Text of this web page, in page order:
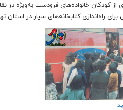
از کودکان خانواده‌های فرودست به‌ویژه
برای راه‌اندازی کتابخانه‌های سیار در استان